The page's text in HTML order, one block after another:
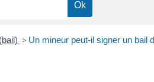
> Un mineur peut-il signer un bail